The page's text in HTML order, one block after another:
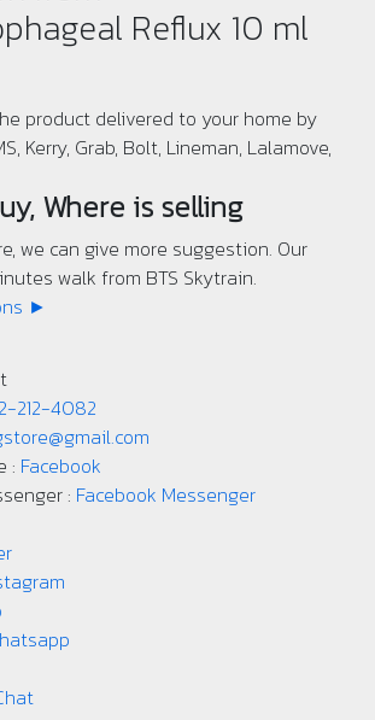
Reflux 10 ml
product delivered to your home by
Kerry, Grab, Bolt, Lineman, Lalamove,
Where is selling
we can give more suggestion. Our
walk from BTS Skytrain.
►
212-4082
: Facebook
: Facebook Messenger